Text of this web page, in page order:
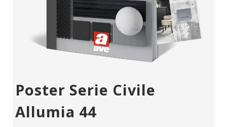
Poster Serie Civile
Allumia 44